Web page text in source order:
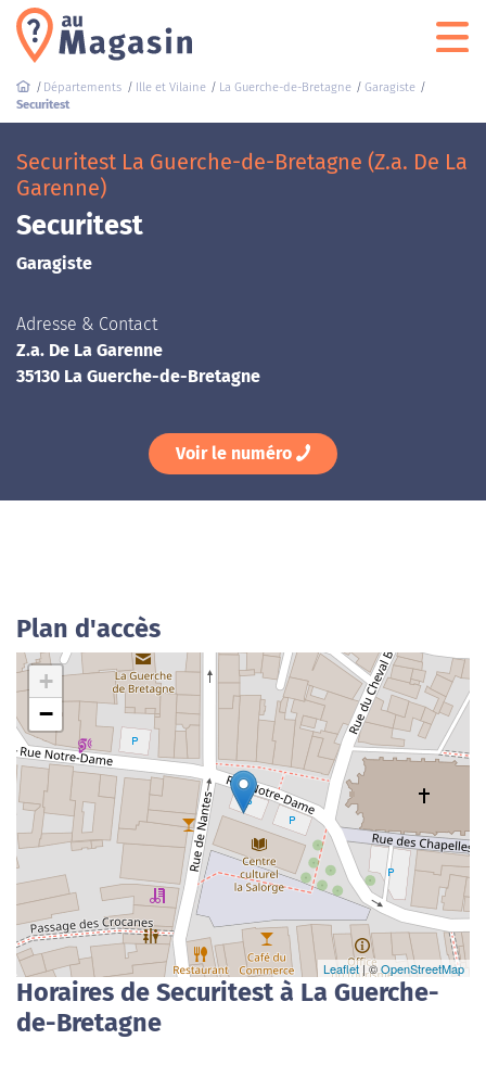
Départements Ille et Vilaine La Guerche-de-Bretagne
Garagiste
Securitest
Securitest La Guerche-de-Bretagne (Z.a. De La
Garenne)
Securitest
Garagiste
Adresse & Contact
Z.a. De La Garenne
35130 La Guerche-de-Bretagne
Voir le numéro
Plan d'accès
+
−
Leaflet| ©OpenStreetMap
Horaires de Securitest à La Guerche-
de-Bretagne